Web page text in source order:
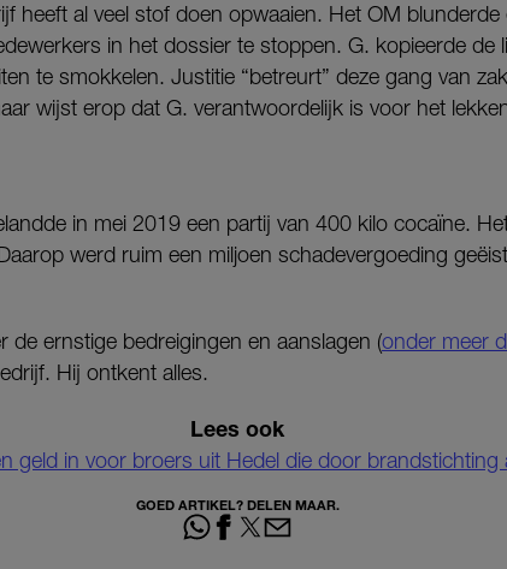
heeft al veel stof doen opwaaien. Het OM
in het dossier te stoppen. G. kopieerde de
te smokkelen. Justitie “betreurt” deze gang van
wijst erop dat G. verantwoordelijk is voor het
in mei 2019 een partij van 400 kilo cocaïne.
werd ruim een miljoen schadevergoeding
de ernstige bedreigingen en aanslagen (onder meer
Hij ontkent alles.
Lees ook
geld in voor broers uit Hedel die door brandstichting
GOED ARTIKEL? DELEN MAAR.